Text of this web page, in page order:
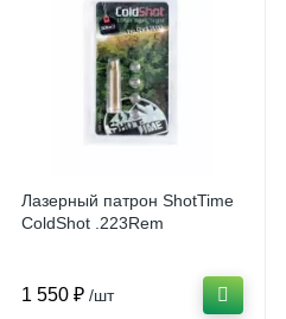
Лазерный патрон ShotTime
ColdShot .223Rem
1 550 ₽ /шт